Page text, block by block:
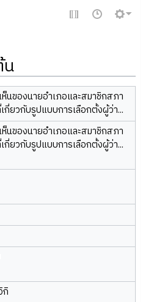
ห็นของนายอำเภอและสมาชิกสภา
กี่ยวกับรูปแบบการเลือกตั้งผู้ว่า...
ห็นของนายอำเภอและสมาชิกสภา
กี่ยวกับรูปแบบการเลือกตั้งผู้ว่า...
กิ